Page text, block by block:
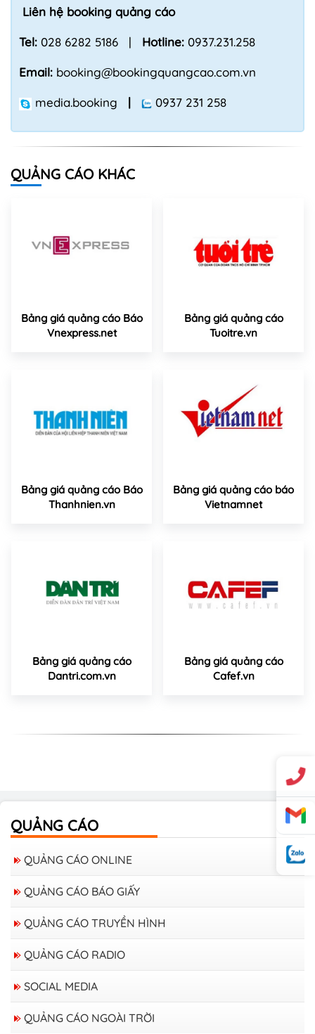
Liên hệ booking quảng cáo
Tel: 028 6282 5186 | Hotline: 0937.231.258
Email: booking@bookingquangcao.com.vn
media.booking | 0937 231 258
QUẢNG CÁO KHÁC
Bảng giá quảng cáo Báo
Vnexpress.net
Bảng giá quảng cáo
Tuoitre.vn
Bảng giá quảng cáo Báo
Thanhnien.vn
Bảng giá quảng cáo báo
Vietnamnet
Bảng giá quảng cáo
Dantri.com.vn
Bảng giá quảng cáo
Cafef.vn
QUẢNG CÁO
QUẢNG CÁO ONLINE
QUẢNG CÁO BÁO GIẤY
QUẢNG CÁO TRUYỀN HÌNH
QUẢNG CÁO RADIO
SOCIAL MEDIA
QUẢNG CÁO NGOÀI TRỜI